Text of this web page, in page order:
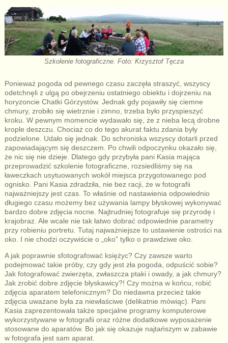
Szkolenie fotograficzne. Foto: Krzysztof Tęcza
Ponieważ pogoda od pewnego czasu zaczęła straszyć, wszyscy
odetchnęli z ulgą po obejrzeniu ostatniego obiektu i dojrzeniu na
horyzoncie Chatki Górzystów. Jednak gdy pojawiły się ciemne
chmury, zrobiło się wietrznie i zimno, trzeba było przyspieszyć
kroku. W pewnym momencie wydawało się, że z nieba lecą drobne
krople deszczu. Chociaż co do tego akurat faktu zdania były
podzielone. Udało się jednak. Do schroniska wszyscy dotarli przed
zapowiadającym się deszczem. Po chwili odpoczynku okazało się,
że nic się nie dzieje. Dlatego gdy przybyła pani Kasia mająca
przeprowadzić szkolenie fotograficzne, rozsiedliśmy się na
ławeczkach usytuowanych wokół miejsca przygotowanego pod
ognisko. Pani Kasia zdradziła, nie bez racji, że w fotografii
najważniejszy jest czas. To właśnie od nastawienia odpowiednio
długiego czasu możemy bez używania lampy błyskowej wykonywać
bardzo dobre zdjęcia nocne. Najtrudniej fotografuje się przyrodę i
krajobraz. Ale wcale nie tak łatwo dobrać odpowiednie parametry
przy robieniu portretu. Tutaj najważniejsze to ustawienie ostrości na
oko. I nie chodzi oczywiście o „oko” tylko o prawdziwe oko.
A jak poprawnie sfotografować księżyc? Czy zawsze warto
podejmować takie próby, czy gdy jest zła pogoda, odpuścić sobie?
Jak fotografować zwierzęta, zwłaszcza ptaki i owady, a jak chmury?
Jak zrobić dobre zdjęcie błyskawicy?! Czy można w końcu, robić
zdjęcia aparatem telefonicznym? Do niedawna przecież takie
zdjęcia uważane była za niewłaściwe (delikatnie mówiąc). Pani
Kasia zaprezentowała także specjalne programy komputerowe
wykorzystywane w fotografii oraz różne dodatkowe wyposażenie
stosowane do aparatów. Bo jak się okazuje najtańszym w zabawie
w fotografa jest sam aparat.